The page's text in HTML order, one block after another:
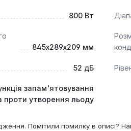
800 Вт
845х289х209 мм
52 дБ
запам'ятовування
утворення льоду
Помітили помилку в описі?